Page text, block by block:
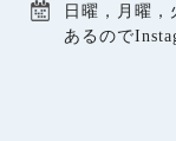
日曜，月曜，
あるので